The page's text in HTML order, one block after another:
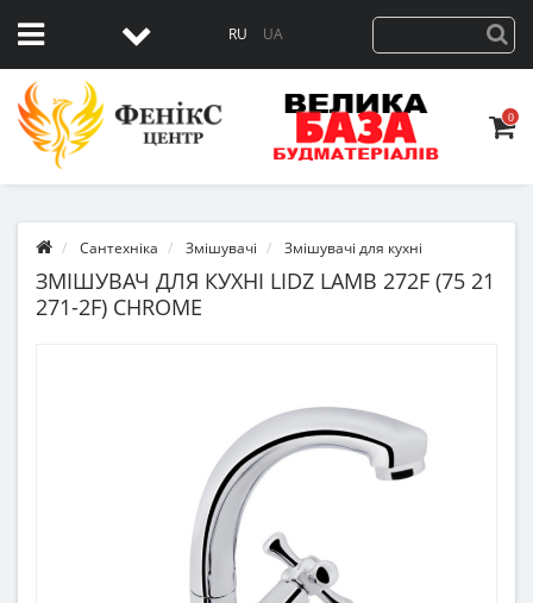
RU UA
0
Сантехніка Змішувачі Змішувачі для кухні
ЗМІШУВАЧ ДЛЯ КУХНІ LIDZ LAMB 272F (75 21
271-2F) CHROME